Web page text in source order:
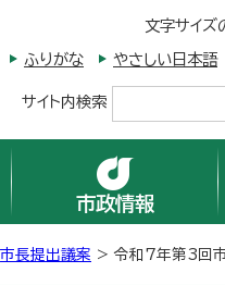
文字サイズ
ふりがな やさしい日本語
サイト内検索
市政情報
市長提出議案 > 令和7年第3回